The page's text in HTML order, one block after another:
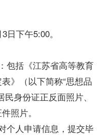
日下午5:00。
包括《江苏省高等教育
》（以下简称“思想品
身份证正反面照片、
照片。
个人申请信息，提交毕